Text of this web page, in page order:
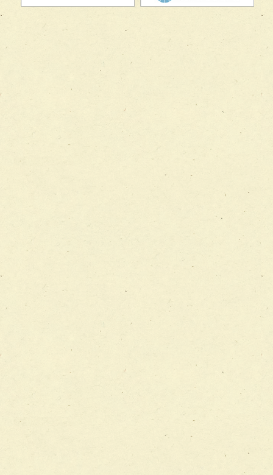
チーム10【包括的リハビリテーションコンサルテーション
チーム12【こどもの食育支援チーム】